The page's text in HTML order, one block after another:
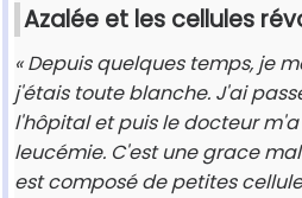
Azalée et les cellules
« Depuis quelques temps, je
j'étais toute blanche. J'ai
l'hôpital et puis le docteur m'a
leucémie. C'est une grace
est composé de petites